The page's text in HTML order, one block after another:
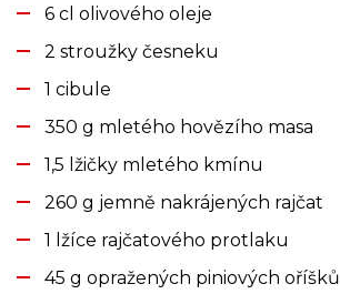
6 cl olivového oleje
2 stroužky česneku
1 cibule
350 g mletého hovězího masa
1,5 lžičky mletého kmínu
260 g jemně nakrájených rajčat
1 lžíce rajčatového protlaku
45 g opražených piniových oříšků